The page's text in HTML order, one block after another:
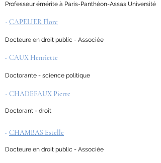
Professeur émérite à Paris-Panthéon-Assas Université
- CAPELIER Flore
Docteure en droit public - Associée
- CAUX Henriette
Doctorante - science politique
- CHADEFAUX Pierre
Doctorant - droit
- CHAMBAS Estelle
Docteure en droit public - Associée